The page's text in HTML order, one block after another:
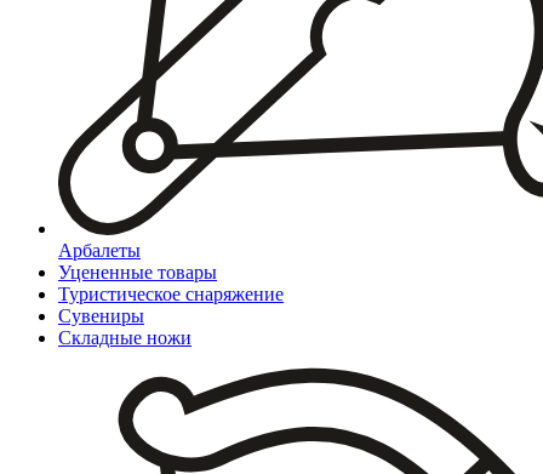
Арбалеты
Уцененные товары
Туристическое снаряжение
Сувениры
Складные ножи